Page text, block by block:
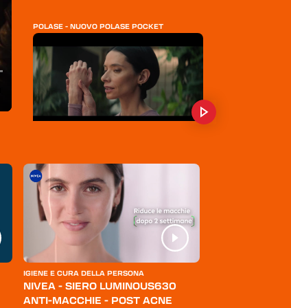
POLASE - NUOVO POLASE POCKET
ROCCO GIOCATTOLI - IL TESORO DI
BARBANERA
IGIENE E CURA DELLA PERSONA
NIVEA - SIERO LUMINOUS630
ANTI-MACCHIE - POST ACNE